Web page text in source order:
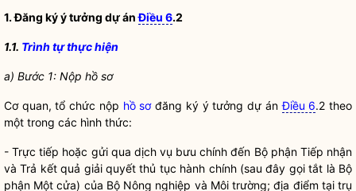
1. Đăng ký ý tưởng dự ánĐiều 6.2
1.1. Trình tự thực hiện
a) Bước 1: Nộp hồ sơ
Cơ quan, tổ chức nộp hồ sơđăng ký ý tưởng dự ánĐiều 6.2 theo
một trong các hình thức:
- Trực tiếp hoặc gửi qua dịch vụ bưu chính đến Bộ phận Tiếp nhận
và Trả kết quả giải quyếtthủ tục hành chính(sau đây gọi tắt là Bộ
phận Một cửa) của Bộ Nông nghiệp và Môi trường; địa điểm tại trụ